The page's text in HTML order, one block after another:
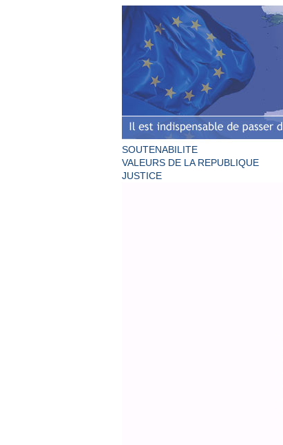
SOUTENABILITE
VALEURS DE LA REPUBLIQUE
JUSTICE